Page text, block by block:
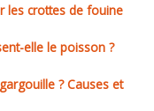
les crottes de fouine
elle le poisson ?
? Causes et